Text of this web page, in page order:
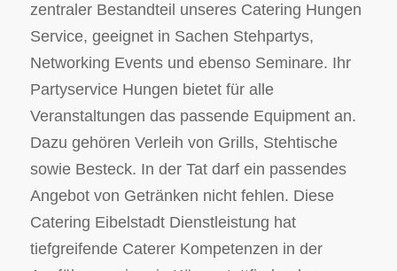
zentraler Bestandteil unseres Catering Hungen
Service, geeignet in Sachen Stehpartys,
Networking Events und ebenso Seminare. Ihr
Partyservice Hungen bietet für alle
Veranstaltungen das passende Equipment an.
Dazu gehören Verleih von Grills, Stehtische
sowie Besteck. In der Tat darf ein passendes
Angebot von Getränken nicht fehlen. Diese
Catering Eibelstadt Dienstleistung hat
tiefgreifende Caterer Kompetenzen in der